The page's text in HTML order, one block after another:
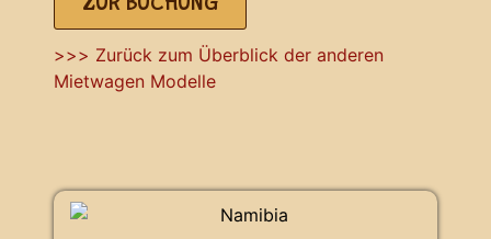
>>> Zurück zum Überblick der anderen
Mietwagen Modelle